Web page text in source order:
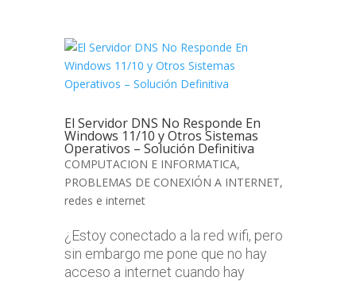
El Servidor DNS No Responde En
Windows 11/10 y Otros Sistemas
Operativos – Solución Definitiva
COMPUTACION E INFORMATICA,
PROBLEMAS DE CONEXIÓN A INTERNET,
redes e internet
¿Estoy conectado a la red wifi, pero
sin embargo me pone que no hay
acceso a internet cuando hay